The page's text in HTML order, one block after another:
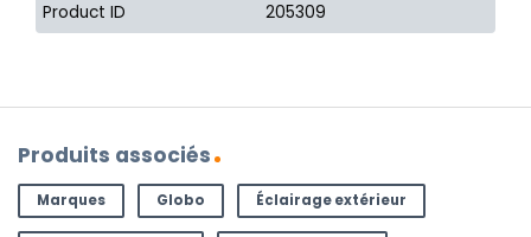
Product ID
205309
Produits associés
Marques Globo Éclairage extérieur